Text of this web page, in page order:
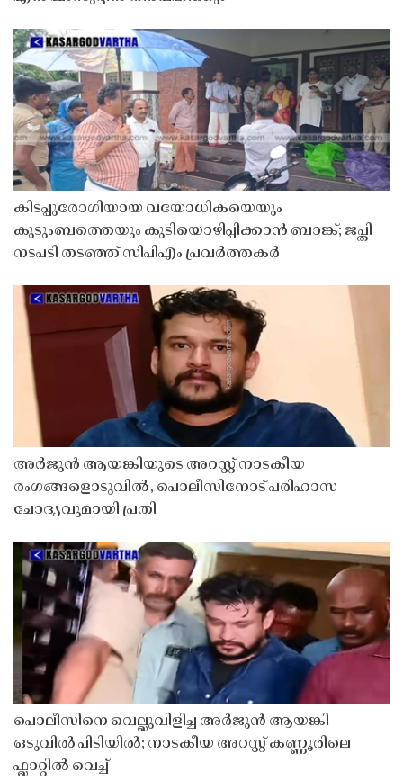
കിടപ്പുരോഗിയായ വയോധികയെയും
കുടുംബത്തെയും കുടിയൊഴിപ്പിക്കാൻ ബാങ്ക്; ജപ്തി
നടപടി തടഞ്ഞ് സിപിഎം പ്രവർത്തകർ
അർജുൻ ആയങ്കിയുടെ അറസ്റ്റ് നാടകീയ
രംഗങ്ങളൊടുവിൽ, പൊലീസിനോട് പരിഹാസ
ചോദ്യവുമായി പ്രതി
പൊലീസിനെ വെല്ലുവിളിച്ച അർജുൻ ആയങ്കി
ഒടുവിൽ പിടിയിൽ; നാടകീയ അറസ്റ്റ് കണ്ണൂരിലെ
ഫ്ലാറ്റിൽ വെച്ച്